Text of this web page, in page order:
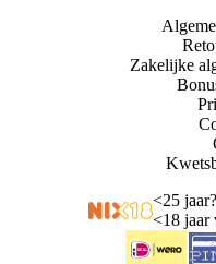
Zakelijke
<25
<18 jaar